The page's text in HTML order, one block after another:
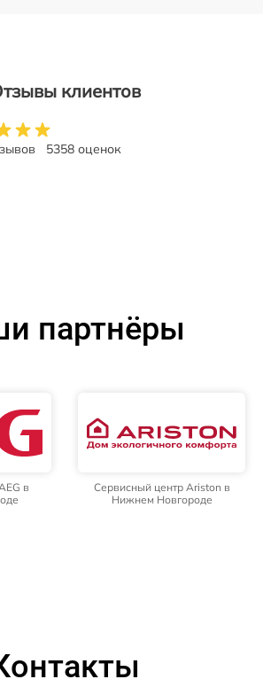
клиентов
5358 оценок
партнёры
в
Сервисный центр Ariston в
Нижнем Новгороде